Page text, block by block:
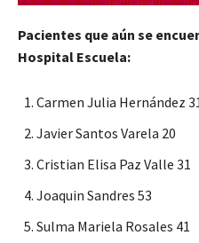
Pacientes que aún se
Hospital Escuela:
Carmen Julia Hernández
Javier Santos Varela 20
Cristian Elisa Paz Valle 31
Joaquin Sandres 53
Sulma Mariela Rosales 41